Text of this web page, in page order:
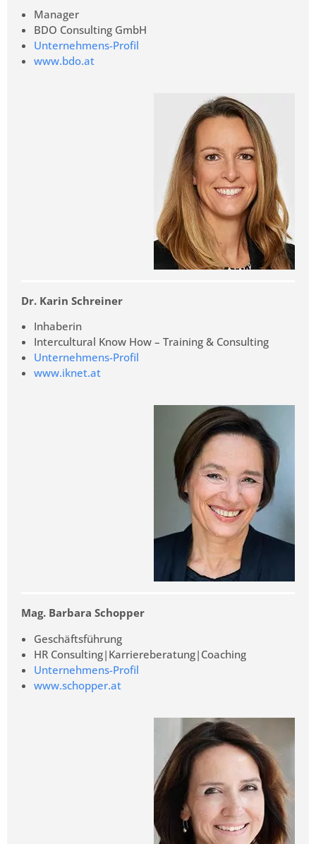
Manager
BDO Consulting GmbH
Unternehmens-Profil
www.bdo.at
Dr. Karin Schreiner
Inhaberin
Intercultural Know How – Training & Consulting
Unternehmens-Profil
www.iknet.at
Mag. Barbara Schopper
Geschäftsführung
HR Consulting|Karriereberatung|Coaching
Unternehmens-Profil
www.schopper.at